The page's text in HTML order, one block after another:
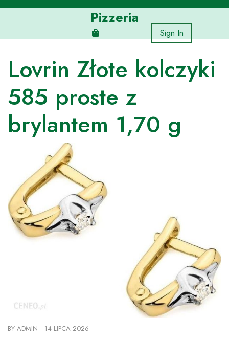
Skip
Pizzeria
Sign In
Lovrin Złote kolczyki
585 proste z
brylantem 1,70 g
BY ADMIN 14 LIPCA 2026